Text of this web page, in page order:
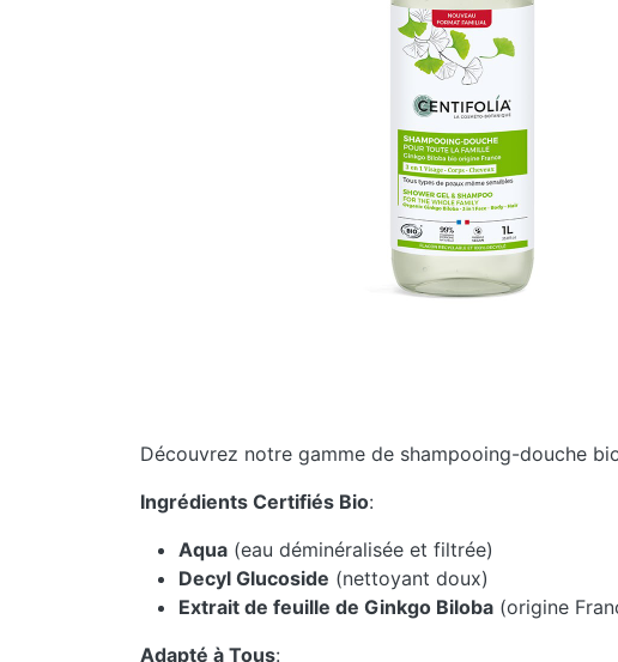
Découvrez notre gamme de shampooing-douche
Ingrédients Certifiés Bio:
Aqua (eau déminéralisée et filtrée)
Decyl Glucoside (nettoyant doux)
Extrait de feuille de Ginkgo Biloba (origine
Adapté à Tous: